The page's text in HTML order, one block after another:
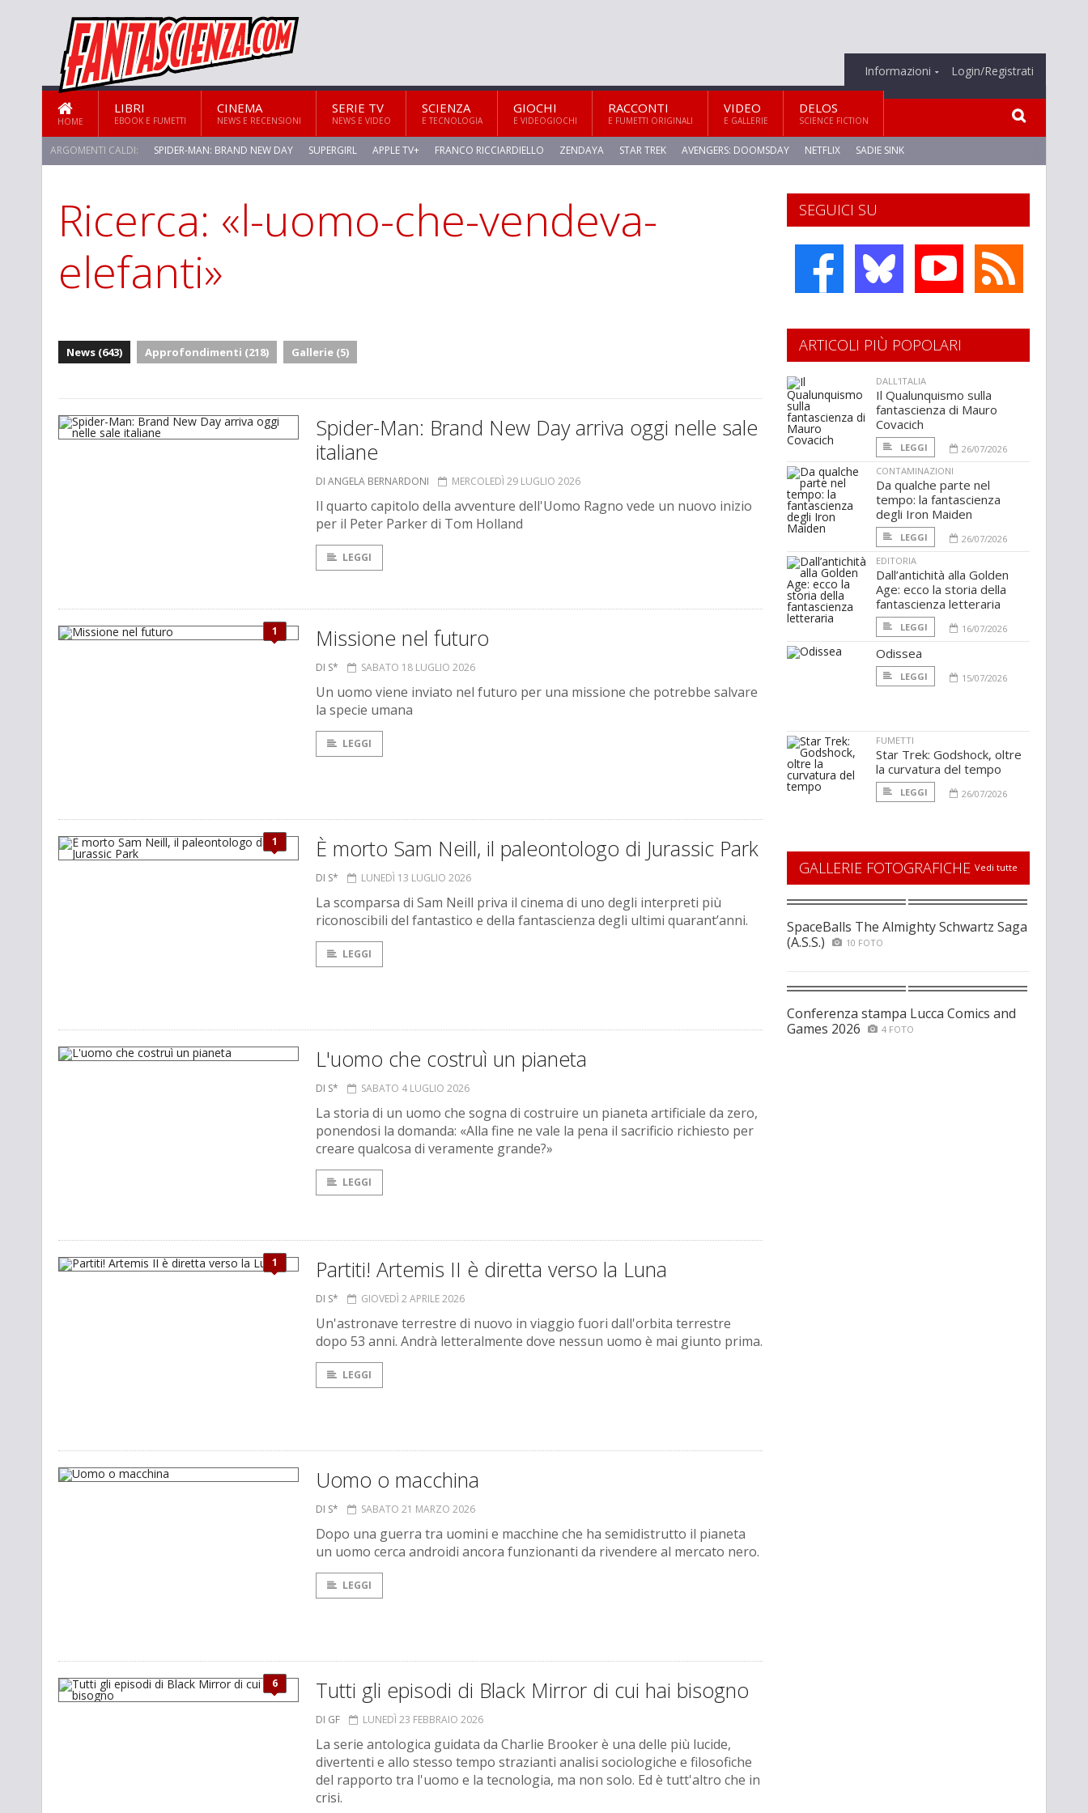
Informazioni Login/Registrati
HOME
LIBRI
EBOOK E FUMETTI
CINEMA
NEWS E RECENSIONI
SERIE TV
NEWS E VIDEO
SCIENZA
E TECNOLOGIA
GIOCHI
E VIDEOGIOCHI
RACCONTI
E FUMETTI ORIGINALI
VIDEO
E GALLERIE
DELOS
SCIENCE FICTION
ARGOMENTI CALDI: SPIDER-MAN: BRAND NEW DAY SUPERGIRL APPLE TV+ FRANCO RICCIARDIELLO ZENDAYA STAR TREK AVENGERS: DOOMSDAY NETFLIX SADIE SINK
STAR TREK: STRANGE NEW WORLDS
Ricerca: «l-uomo-che-vendeva-
elefanti»
News (643) Approfondimenti (218) Gallerie (5)
Spider-Man: Brand New Day arriva oggi nelle sale
italiane
DI ANGELA BERNARDONI MERCOLEDÌ 29 LUGLIO 2026
Il quarto capitolo della avventure dell'Uomo Ragno vede un nuovo inizio
per il Peter Parker di Tom Holland
LEGGI
1 Missione nel futuro
DI S* SABATO 18 LUGLIO 2026
Un uomo viene inviato nel futuro per una missione che potrebbe salvare
la specie umana
LEGGI
1 È morto Sam Neill, il paleontologo di Jurassic Park
DI S* LUNEDÌ 13 LUGLIO 2026
La scomparsa di Sam Neill priva il cinema di uno degli interpreti più
riconoscibili del fantastico e della fantascienza degli ultimi quarant’anni.
LEGGI
L'uomo che costruì un pianeta
DI S* SABATO 4 LUGLIO 2026
La storia di un uomo che sogna di costruire un pianeta artificiale da zero,
ponendosi la domanda: «Alla fine ne vale la pena il sacrificio richiesto per
creare qualcosa di veramente grande?»
LEGGI
1 Partiti! Artemis II è diretta verso la Luna
DI S* GIOVEDÌ 2 APRILE 2026
Un'astronave terrestre di nuovo in viaggio fuori dall'orbita terrestre
dopo 53 anni. Andrà letteralmente dove nessun uomo è mai giunto prima.
LEGGI
Uomo o macchina
DI S* SABATO 21 MARZO 2026
Dopo una guerra tra uomini e macchine che ha semidistrutto il pianeta
un uomo cerca androidi ancora funzionanti da rivendere al mercato nero.
LEGGI
6 Tutti gli episodi di Black Mirror di cui hai bisogno
DI GF LUNEDÌ 23 FEBBRAIO 2026
La serie antologica guidata da Charlie Brooker è una delle più lucide,
divertenti e allo stesso tempo strazianti analisi sociologiche e filosofiche
del rapporto tra l'uomo e la tecnologia, ma non solo. Ed è tutt'altro che in
crisi.
SEGUICI SU
ARTICOLI PIÙ POPOLARI
DALL'ITALIA
Il Qualunquismo sulla
fantascienza di Mauro
Covacich
LEGGI
26/07/2026
CONTAMINAZIONI
Da qualche parte nel
tempo: la fantascienza
degli Iron Maiden
LEGGI
26/07/2026
EDITORIA
Dall’antichità alla Golden
Age: ecco la storia della
fantascienza letteraria
LEGGI 16/07/2026
Odissea
LEGGI 15/07/2026
FUMETTI
Star Trek: Godshock, oltre
la curvatura del tempo
LEGGI 26/07/2026
GALLERIE FOTOGRAFICHE Vedi tutte
SpaceBalls The Almighty Schwartz Saga
(A.S.S.)
10 FOTO
Conferenza stampa Lucca Comics and
Games 2026
4 FOTO